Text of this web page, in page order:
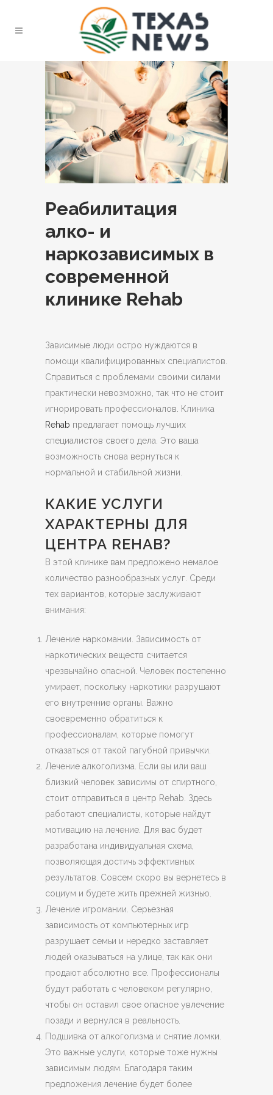
Реабилитация
алко- и
наркозависимых в
современной
клинике Rehab
Зависимые люди остро нуждаются в
помощи квалифицированных специалистов.
Справиться с проблемами своими силами
практически невозможно, так что не стоит
игнорировать профессионалов.
Клиника
Rehab предлагает помощь лучших
специалистов своего дела. Это ваша
возможность снова вернуться к
нормальной и стабильной жизни.
КАКИЕ УСЛУГИ
ХАРАКТЕРНЫ ДЛЯ
ЦЕНТРА REHAB?
В этой клинике вам предложено немалое
количество разнообразных услуг. Среди
тех вариантов, которые заслуживают
внимания:
Лечение наркомании. Зависимость от
наркотических веществ считается
чрезвычайно опасной. Человек постепенно
умирает, поскольку наркотики разрушают
его внутренние органы. Важно
своевременно обратиться к
профессионалам, которые помогут
отказаться от такой пагубной привычки.
Лечение алкоголизма. Если вы или ваш
близкий человек зависимы от спиртного,
стоит отправиться в центр Rehab. Здесь
работают специалисты, которые найдут
мотивацию на лечение. Для вас будет
разработана индивидуальная схема,
позволяющая достичь эффективных
результатов. Совсем скоро вы вернетесь в
социум и будете жить прежней жизнью.
Лечение игромании. Серьезная
зависимость от компьютерных игр
разрушает семьи и нередко заставляет
людей оказываться на улице, так как они
продают абсолютно все. Профессионалы
будут работать с человеком регулярно,
чтобы он оставил свое опасное увлечение
позади и вернулся в реальность.
Подшивка от алкоголизма и снятие ломки.
Это важные услуги, которые тоже нужны
зависимым людям. Благодаря таким
предложения лечение будет более